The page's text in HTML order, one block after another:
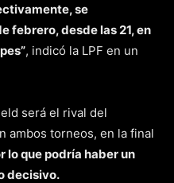
se
febrero, desde las 21, en
, indicó la LPF en un
será el rival del
ambos torneos, en la final
lo que podría haber un
decisivo.